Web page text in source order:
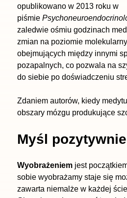
opublikowano w 2013 roku w
piśmie
zaledwie ośmiu godzinach
zmian na poziomie
obejmujących między innymi
pozapalnych, co pozwala na
do siebie po doświadczeniu
Zdaniem autorów, kiedy
obszary mózgu produkujące
Myśl pozytywnie
Wyobrażeniem jest
sobie wyobrażamy staje się
zawarta niemalże w każdej